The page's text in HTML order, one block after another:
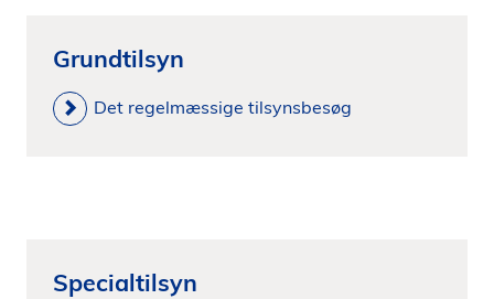
p
å
s
Grundtilsyn
Det regelmæssige tilsynsbesøg
Specialtilsyn